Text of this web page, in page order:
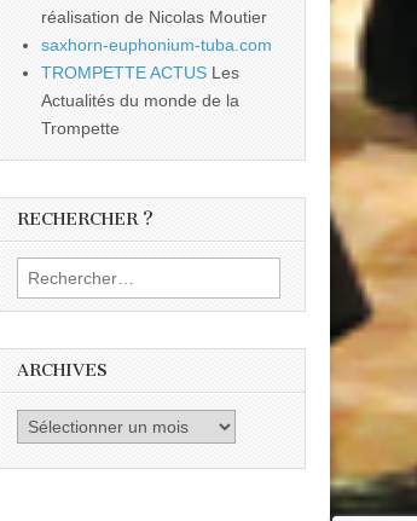
réalisation de Nicolas Moutier
saxhorn-euphonium-tuba.com
TROMPETTE ACTUS Les
Actualités du monde de la
Trompette
RECHERCHER ?
Rechercher :
ARCHIVES
Archives